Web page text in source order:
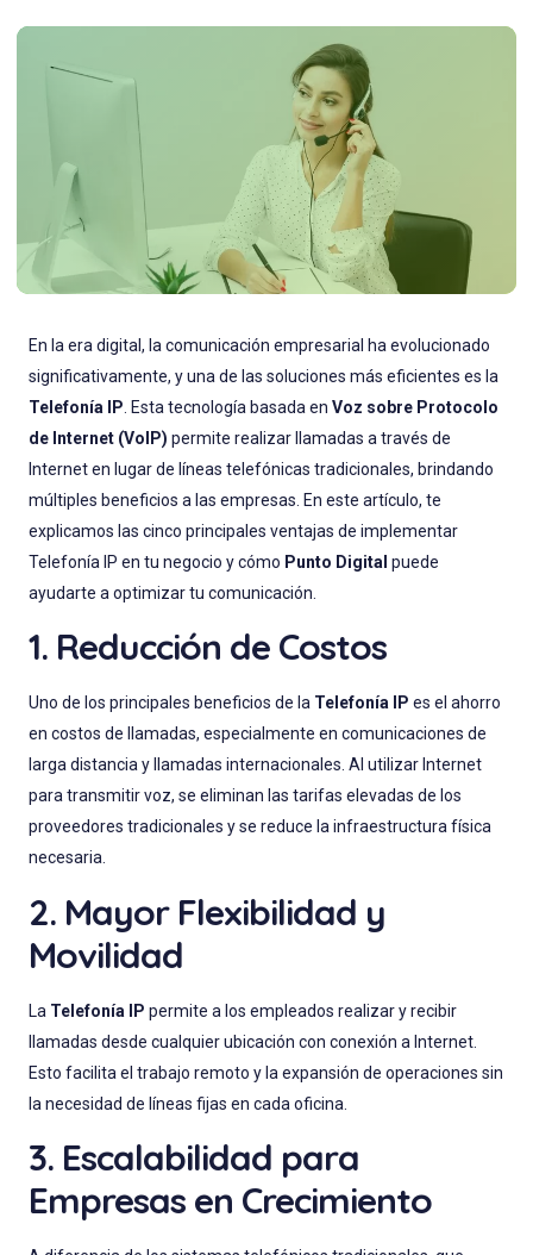
En la era digital, la comunicación empresarial ha evolucionado
significativamente, y una de las soluciones más eficientes es la
Telefonía IP . Esta tecnología basada en Voz sobre Protocolo
de Internet (VoIP) permite realizar llamadas a través de
Internet en lugar de líneas telefónicas tradicionales, brindando
múltiples beneficios a las empresas. En este artículo, te
explicamos las cinco principales ventajas de implementar
Telefonía IP en tu negocio y cómo Punto Digital puede
ayudarte a optimizar tu comunicación.
1. Reducción de Costos
Uno de los principales beneficios de la Telefonía IP es el ahorro
en costos de llamadas, especialmente en comunicaciones de
larga distancia y llamadas internacionales. Al utilizar Internet
para transmitir voz, se eliminan las tarifas elevadas de los
proveedores tradicionales y se reduce la infraestructura física
necesaria.
2. Mayor Flexibilidad y
Movilidad
La Telefonía IP permite a los empleados realizar y recibir
llamadas desde cualquier ubicación con conexión a Internet.
Esto facilita el trabajo remoto y la expansión de operaciones sin
la necesidad de líneas fijas en cada oficina.
3. Escalabilidad para
Empresas en Crecimiento